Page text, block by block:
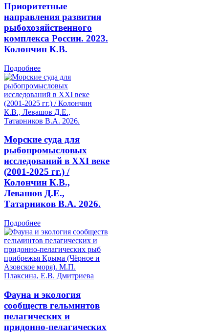
Приоритетные
направления развития
рыбохозяйственного
комплекса России. 2023.
Колончин К.В.
Подробнее
Морские суда для
рыбопромысловых
исследований в ХХI веке
(2001-2025 гг.) /
Колончин К.В.,
Левашов Д.Е.,
Татарников В.А. 2026.
Подробнее
Фауна и экология
сообществ гельминтов
пелагических и
придонно-пелагических